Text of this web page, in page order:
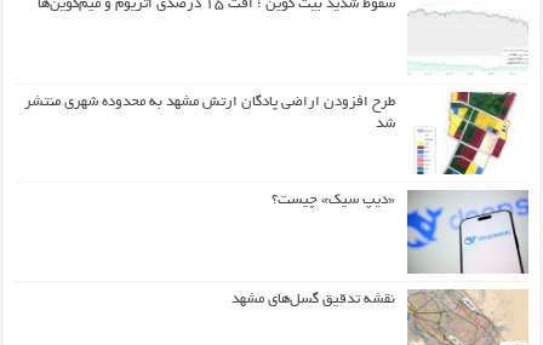
سقوط شدید بیت کوین ؛ افت ۱۵ درصدی اتریوم و میم‌کوین‌ها
طرح افزودن اراضی پادگان ارتش مشهد به محدوده شهری منتشر
شد
«دیپ سیک» چیست؟
نقشه تدقیق گسل‌های مشهد